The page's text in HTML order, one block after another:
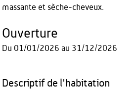
massante et sèche-cheveux.
Ouverture
Du 01/01/2026 au 31/12/2026
Descriptif de l'habitation